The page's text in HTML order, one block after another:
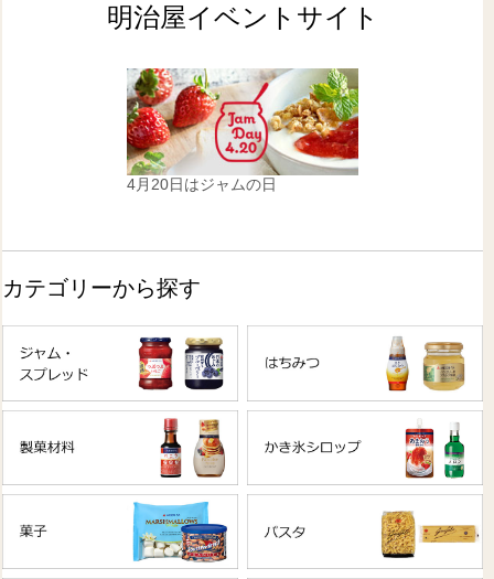
明治屋イベントサイト
4月20日はジャムの日
カテゴリーから探す